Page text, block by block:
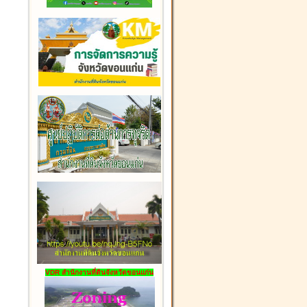
VDR สำนักงานที่ดินจังหวัดขอนแก่น